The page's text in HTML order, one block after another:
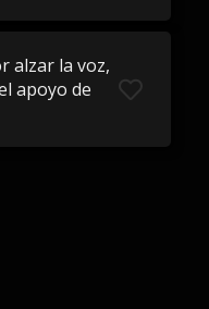
alzar la voz,
apoyo de